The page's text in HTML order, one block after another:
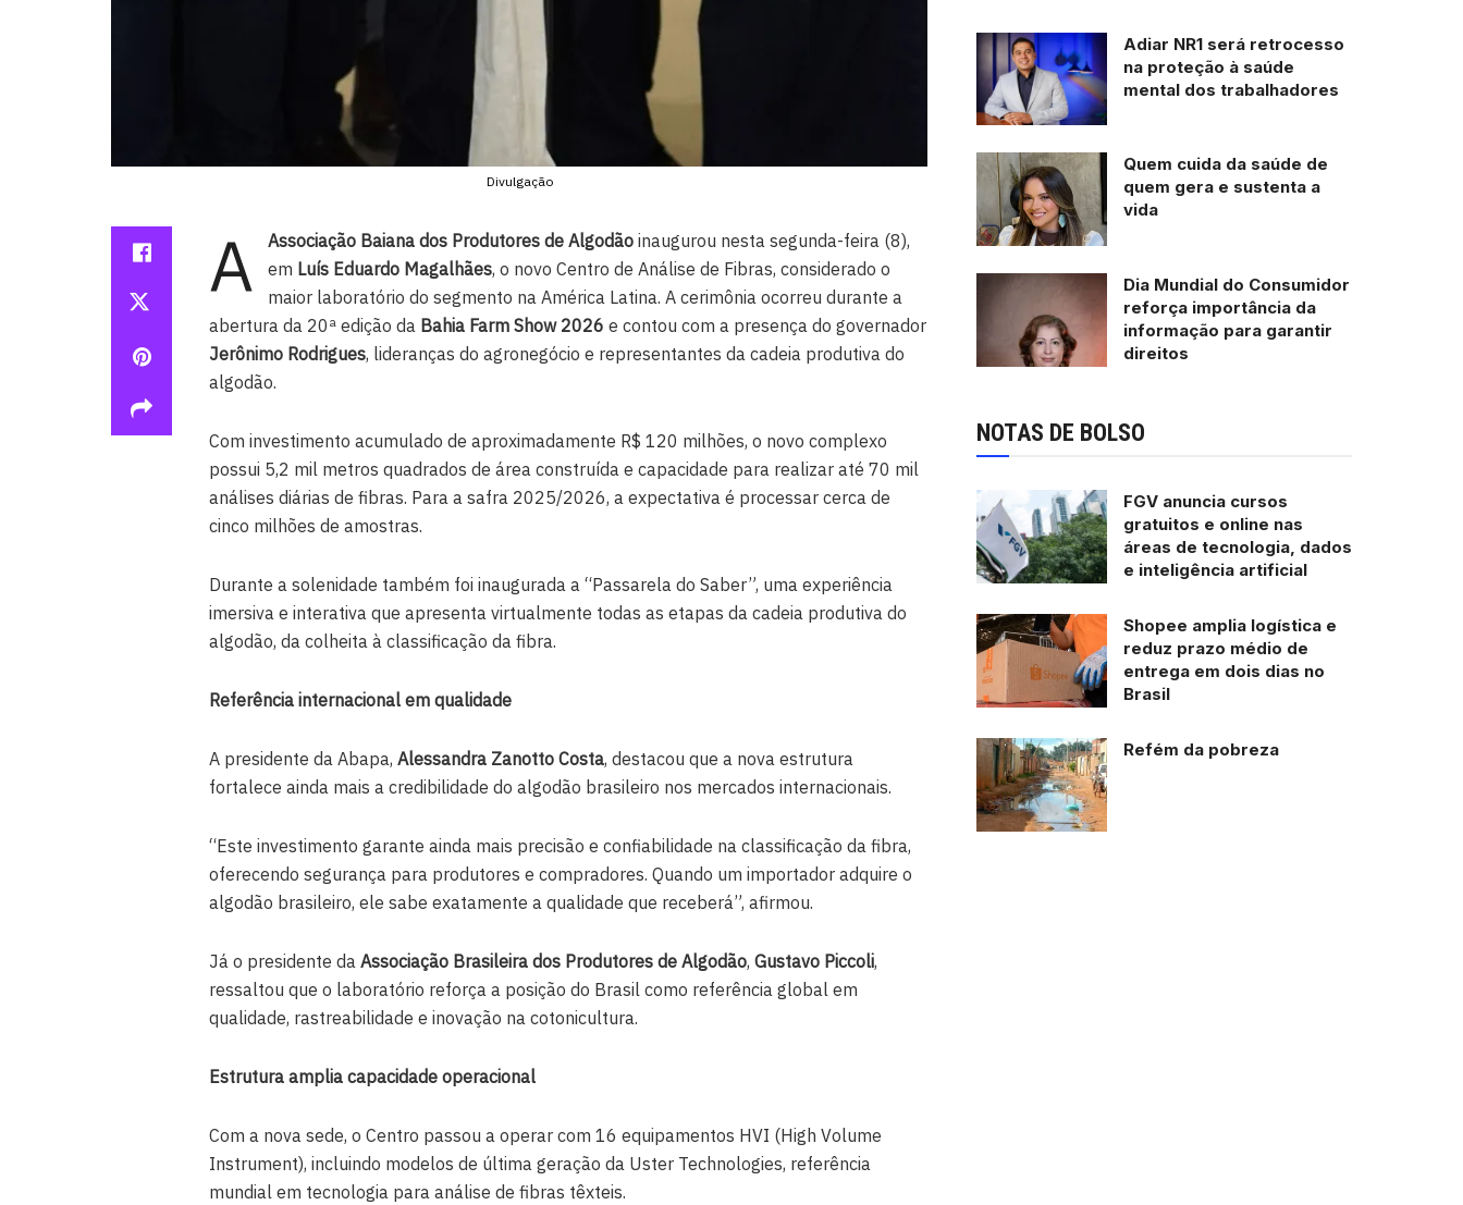
Divulgação
A Associação Baiana dos Produtores de Algodãoinaugurou nesta segunda-feira (8),
em Luís Eduardo Magalhães, o novo Centro de Análise de Fibras, considerado o
maior laboratório do segmento na América Latina. A cerimônia ocorreu durante a
abertura da 20ª edição da Bahia Farm Show 2026 e contou com a presença do governador
Jerônimo Rodrigues, lideranças do agronegócio e representantes da cadeia produtiva do
algodão.
Com investimento acumulado de aproximadamente R$ 120 milhões, o novo complexo
possui 5,2 mil metros quadrados de área construída e capacidade para realizar até 70 mil
análises diárias de fibras. Para a safra 2025/2026, a expectativa é processar cerca de
cinco milhões de amostras.
Durante a solenidade também foi inaugurada a “Passarela do Saber”, uma experiência
imersiva e interativa que apresenta virtualmente todas as etapas da cadeia produtiva do
algodão, da colheita à classificação da fibra.
Referência internacional em qualidade
A presidente da Abapa, Alessandra Zanotto Costa, destacou que a nova estrutura
fortalece ainda mais a credibilidade do algodão brasileiro nos mercados internacionais.
“Este investimento garante ainda mais precisão e confiabilidade na classificação da fibra,
oferecendo segurança para produtores e compradores. Quando um importador adquire o
algodão brasileiro, ele sabe exatamente a qualidade que receberá”, afirmou.
Já o presidente da Associação Brasileira dos Produtores de Algodão, Gustavo Piccoli,
ressaltou que o laboratório reforça a posição do Brasil como referência global em
qualidade, rastreabilidade e inovação na cotonicultura.
Estrutura amplia capacidade operacional
Com a nova sede, o Centro passou a operar com 16 equipamentos HVI (High Volume
Instrument), incluindo modelos de última geração da Uster Technologies, referência
mundial em tecnologia para análise de fibras têxteis.
Adiar NR1 será retrocesso
na proteção à saúde
mental dos trabalhadores
Quem cuida da saúde de
quem gera e sustenta a
vida
Dia Mundial do Consumidor
reforça importância da
informação para garantir
direitos
NOTAS DE BOLSO
FGV anuncia cursos
gratuitos e online nas
áreas de tecnologia, dados
e inteligência artificial
Shopee amplia logística e
reduz prazo médio de
entrega em dois dias no
Brasil
Refém da pobreza